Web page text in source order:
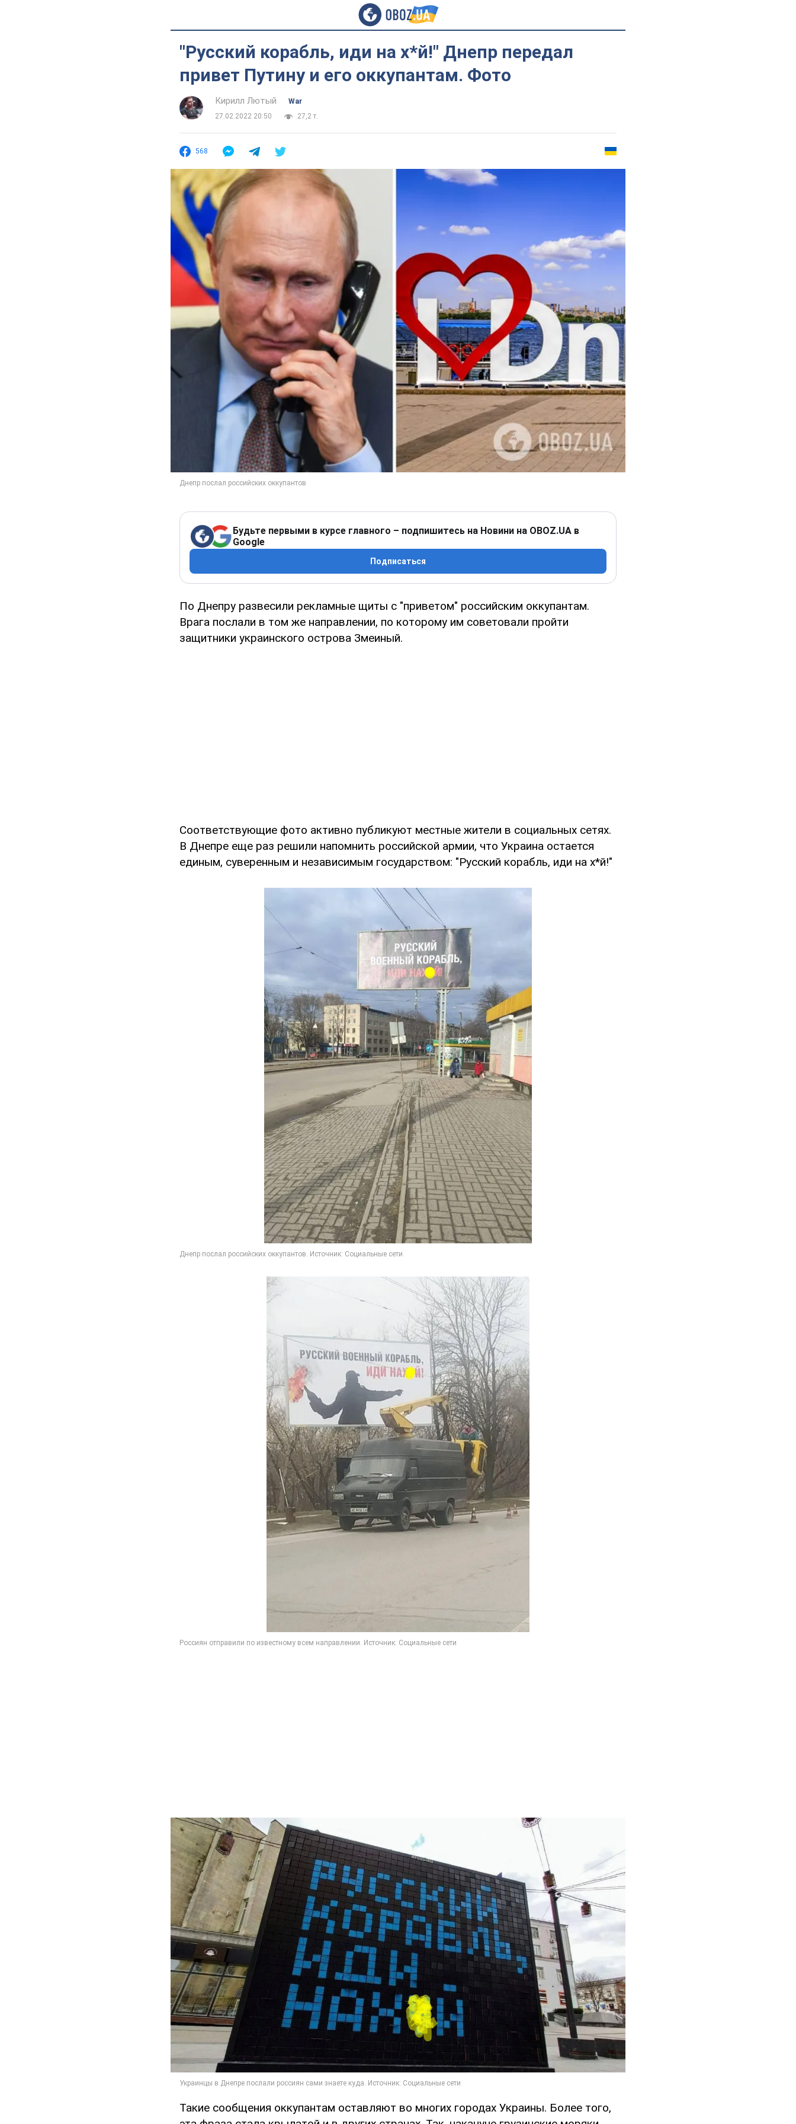
"Русский корабль, иди на х*й!" Днепр передал
привет Путину и его оккупантам. Фото
Кирилл Лютый
War
27.02.2022 20:50
27,2 т.
568
Будьте первыми в курсе главного – подпишитесь на Новини на OBOZ.UA в
Google
Подписаться
По Днепру развесили рекламные щиты с "приветом" российским оккупантам.
Врага послали в том же направлении, по которому им советовали пройти
защитники украинского острова Змеиный.
Соответствующие фото активно публикуют местные жители в социальных сетях.
В Днепре еще раз решили напомнить российской армии, что Украина остается
единым, суверенным и независимым государством: "Русский корабль, иди на х*й!"
Такие сообщения оккупантам оставляют во многих городах Украины. Более того,